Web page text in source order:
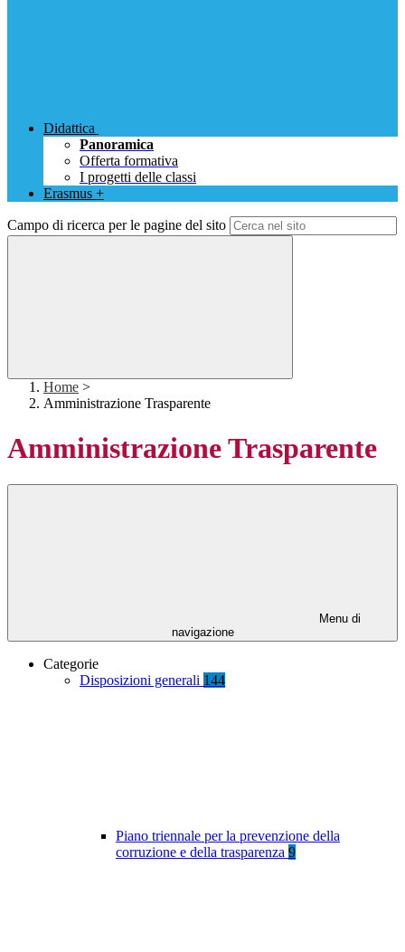
Didattica
Panoramica
Offerta formativa
I progetti delle classi
Erasmus +
Campo di ricerca per le pagine del sito
Home >
Amministrazione Trasparente
Amministrazione Trasparente
Menu di
navigazione
Categorie
Disposizioni generali 144
Piano triennale per la prevenzione della
corruzione e della trasparenza 9